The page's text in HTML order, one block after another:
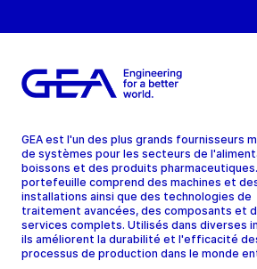
GEA est l'un des plus grands fournisseurs
de systèmes pour les secteurs de
boissons et des produits
portefeuille comprend des machines et
installations ainsi que des technologies de
traitement avancées, des composants et
services complets. Utilisés dans diverses
ils améliorent la durabilité et l'efficacité
processus de production dans le monde